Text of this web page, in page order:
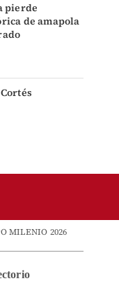
pierde
de amapola
MILENIO 2026